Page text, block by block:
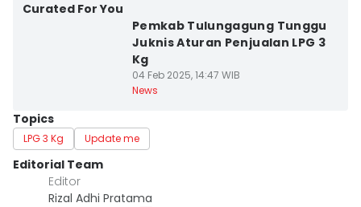
Curated For You
Pemkab Tulungagung Tunggu
Juknis Aturan Penjualan LPG 3
Kg
04 Feb 2025, 14:47 WIB
News
Topics
LPG 3 Kg Update me
Editorial Team
Editor
Rizal Adhi Pratama